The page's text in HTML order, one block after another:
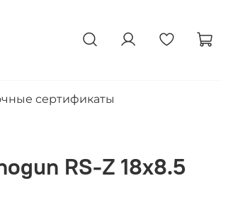
сертификаты
RS-Z 18x8.5